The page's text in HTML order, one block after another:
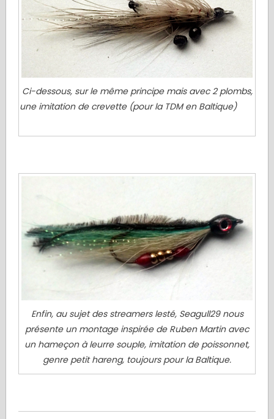
Ci-dessous, sur le même principe mais avec 2 plombs,
une imitation de crevette (pour la TDM en Baltique)
Enfin, au sujet des streamers lesté, Seagull29 nous
présente un montage inspirée de Ruben Martin avec
un hameçon à leurre souple, imitation de poissonnet,
genre petit hareng, toujours pour la Baltique.